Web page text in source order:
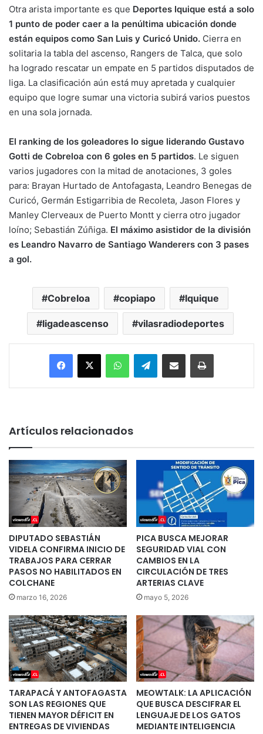
Otra arista importante es que Deportes Iquique está a solo
1 punto de poder caer a la penúltima ubicación donde
están equipos como San Luis y Curicó Unido. Cierra en
solitaria la tabla del ascenso, Rangers de Talca, que solo
ha logrado rescatar un empate en 5 partidos disputados de
liga. La clasificación aún está muy apretada y cualquier
equipo que logre sumar una victoria subirá varios puestos
en una sola jornada.
El ranking de los goleadores lo sigue liderando Gustavo
Gotti de Cobreloa con 6 goles en 5 partidos. Le siguen
varios jugadores con la mitad de anotaciones, 3 goles
para: Brayan Hurtado de Antofagasta, Leandro Benegas de
Curicó, Germán Estigarribia de Recoleta, Jason Flores y
Manley Clerveaux de Puerto Montt y cierra otro jugador
loíno; Sebastián Zúñiga. El máximo asistidor de la división
es Leandro Navarro de Santiago Wanderers con 3 pases
a gol.
Cobreloa copiapo Iquique
ligadeascenso vilasradiodeportes
Facebook
X WhatsAppTelegramEnviar vía email Imprimir
Artículos relacionados
DIPUTADO SEBASTIÁN
VIDELA CONFIRMA INICIO DE
TRABAJOS PARA CERRAR
PASOS NO HABILITADOS EN
COLCHANE
marzo 16, 2026
PICA BUSCA MEJORAR
SEGURIDAD VIAL CON
CAMBIOS EN LA
CIRCULACIÓN DE TRES
ARTERIAS CLAVE
mayo 5, 2026
TARAPACÁ Y ANTOFAGASTA
SON LAS REGIONES QUE
TIENEN MAYOR DÉFICIT EN
ENTREGAS DE VIVIENDAS
MEOWTALK: LA APLICACIÓN
QUE BUSCA DESCIFRAR EL
LENGUAJE DE LOS GATOS
MEDIANTE INTELIGENCIA